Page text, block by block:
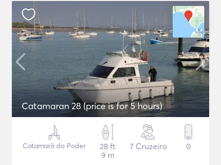
Catamaran 28 (price is for 5 hours)
Catamarã do Poder
28 ft
9 m
7 Cruzeiro 0